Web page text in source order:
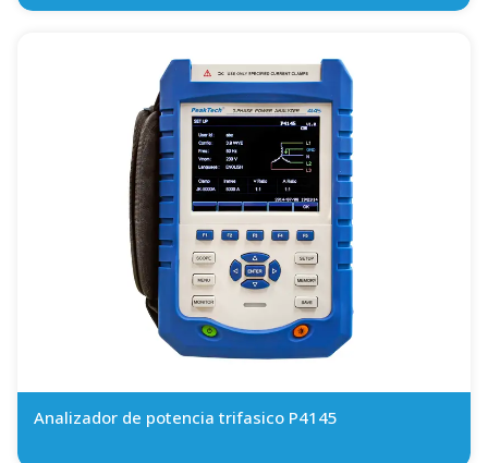
Analizador de potencia trifasico P4145